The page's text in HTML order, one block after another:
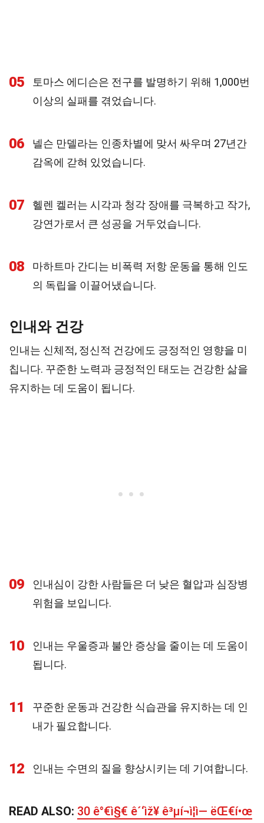
05
토마스 에디슨은 전구를 발명하기 위해 1,000번
이상의 실패를 겪었습니다.
06
넬슨 만델라는 인종차별에 맞서 싸우며 27년간
감옥에 갇혀 있었습니다.
07
헬렌 켈러는 시각과 청각 장애를 극복하고 작가,
강연가로서 큰 성공을 거두었습니다.
08
마하트마 간디는 비폭력 저항 운동을 통해 인도
의 독립을 이끌어냈습니다.
인내와 건강
인내는 신체적, 정신적 건강에도 긍정적인 영향을 미
칩니다. 꾸준한 노력과 긍정적인 태도는 건강한 삶을
유지하는 데 도움이 됩니다.
09
인내심이 강한 사람들은 더 낮은 혈압과 심장병
위험을 보입니다.
10
인내는 우울증과 불안 증상을 줄이는 데 도움이
됩니다.
11
꾸준한 운동과 건강한 식습관을 유지하는 데 인
내가 필요합니다.
12 인내는 수면의 질을 향상시키는 데 기여합니다.
READ ALSO: 30 ê°€ì§€ ê´‘ìž¥ ê³µí¬ì¦ì— ëŒ€í•œ